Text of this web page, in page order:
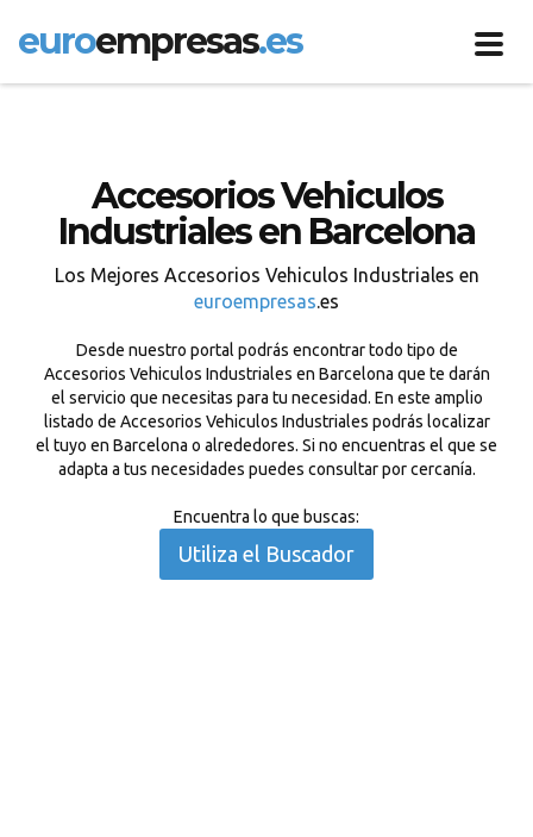
euroempresas.es
Accesorios Vehiculos
Industriales en Barcelona
Los Mejores Accesorios Vehiculos Industriales en
euroempresas.es
Desde nuestro portal podrás encontrar todo tipo de
Accesorios Vehiculos Industriales en Barcelona que te darán
el servicio que necesitas para tu necesidad. En este amplio
listado de Accesorios Vehiculos Industriales podrás localizar
el tuyo en Barcelona o alrededores. Si no encuentras el que se
adapta a tus necesidades puedes consultar por cercanía.
Encuentra lo que buscas:
Utiliza el Buscador